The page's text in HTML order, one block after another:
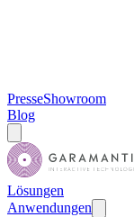
PresseShowroom
Blog
Lösungen
Anwendungen